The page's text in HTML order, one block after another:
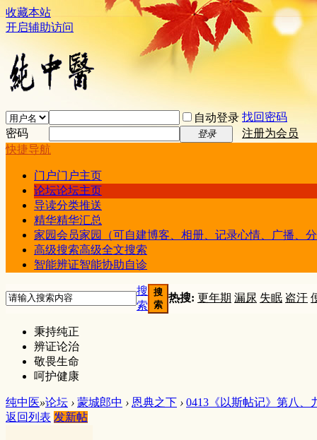
收藏本站
开启辅助访问
自动登录 找回密码
密码
登录
注册为会员
快捷导航
门户门户主页
论坛论坛主页
导读分类推送
精华精华汇总
家园会员家园（可自建博客、相册、记录心情、广播、
高级搜索高级全文搜索
智能辨证智能协助自诊
搜
索
搜
索
热搜: 更年期 漏尿 失眠 盗汗
秉持纯正
辨证论治
敬畏生命
呵护健康
纯中医»论坛 › 蒙城郎中 › 恩典之下 › 0413《以斯帖记》第八、
返回列表 发新帖